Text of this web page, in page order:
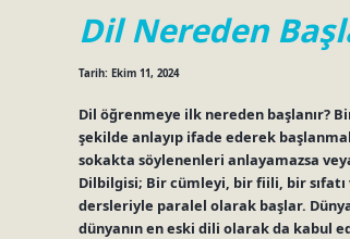
Dil Nereden
Tarih: Ekim 11, 2024
Dil öğrenmeye ilk nereden başlanır?
şekilde anlayıp ifade ederek
sokakta söylenenleri anlayamazsa
Dilbilgisi; Bir cümleyi, bir fiili, bir
dersleriyle paralel olarak başlar.
dünyanın en eski dili olarak da kabul